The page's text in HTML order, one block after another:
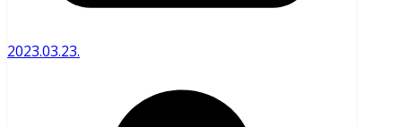
2023.03.23.